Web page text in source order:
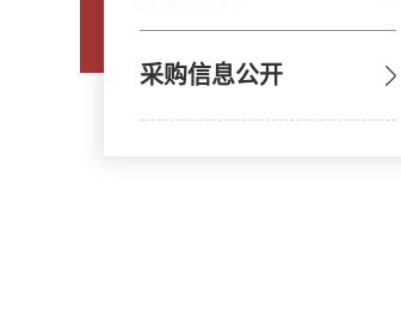
采购信息公开